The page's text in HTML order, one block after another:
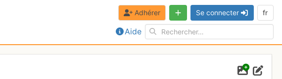
Aide
Adhérer Se connecter fr